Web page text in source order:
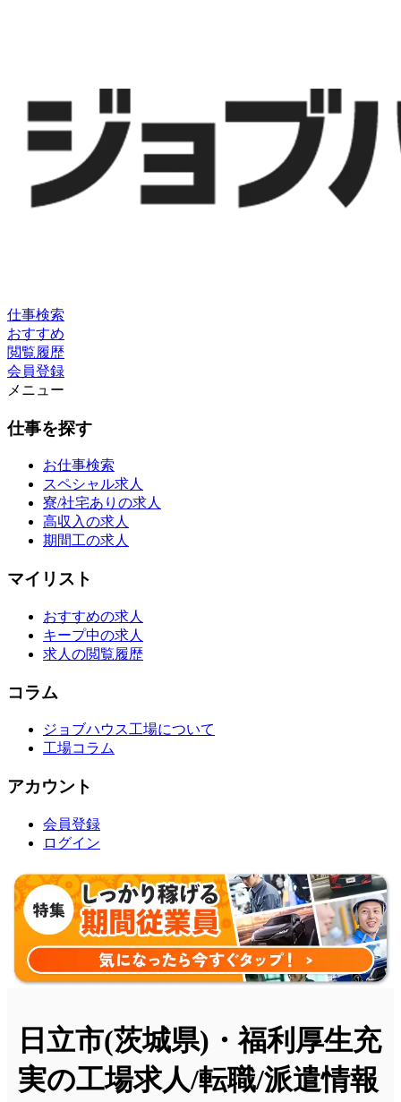
仕事検索
おすすめ
閲覧履歴
会員登録
メニュー
仕事を探す
お仕事検索
スペシャル求人
寮/社宅ありの求人
高収入の求人
期間工の求人
マイリスト
おすすめの求人
キープ中の求人
求人の閲覧履歴
コラム
ジョブハウス工場について
工場コラム
アカウント
会員登録
ログイン
日立市(茨城県)・福利厚生充
実の工場求人/転職/派遣情報